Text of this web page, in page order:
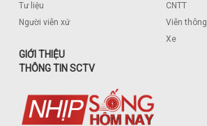
Tư liệu
Người viễn xứ
CNTT
Viễn thông
Xe
GIỚI THIỆU
THÔNG TIN SCTV